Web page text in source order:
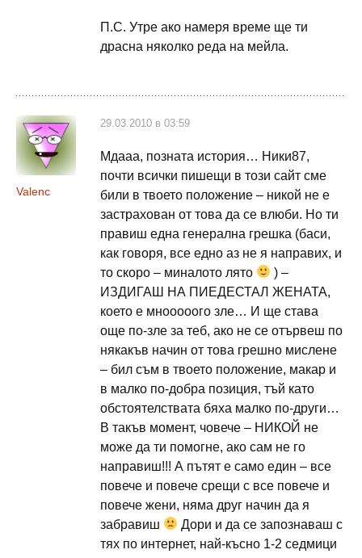
П.С. Утре ако намеря време ще ти
драсна няколко реда на мейла.
Valenc
29.03.2010 в 03:59
Мдааа, позната история… Ники87,
почти всички пишещи в този сайт сме
били в твоето положение – никой не е
застрахован от това да се влюби. Но ти
правиш една генерална грешка (баси,
как говоря, все едно аз не я направих, и
то скоро – миналото лято
) –
ИЗДИГАШ НА ПИЕДЕСТАЛ ЖЕНАТА,
което е мнооооого зле… И ще става
още по-зле за теб, ако не се отървеш по
някакъв начин от това грешно мислене
– бил съм в твоето положение, макар и
в малко по-добра позиция, тъй като
обстоятелствата бяха малко по-други…
В такъв момент, човече – НИКОЙ не
може да ти помогне, ако сам не го
направиш!!! А пътят е само един – все
повече и повече срещи с все повече и
повече жени, няма друг начин да я
забравиш
Дори и да се запознаваш с
тях по интернет, най-късно 1-2 седмици